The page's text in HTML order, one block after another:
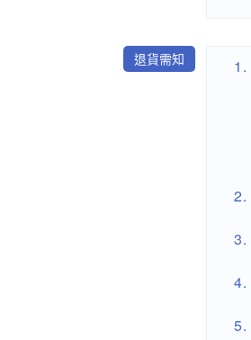
退貨需知